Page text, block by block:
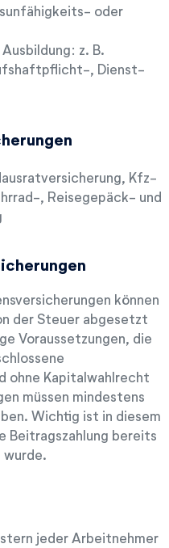
oder
z. B.
, Dienst-
Kfz-
, Reisegepäck- und
können
der Steuer abgesetzt
Voraussetzungen, die
ohne Kapitalwahlrecht
müssen mindestens
Wichtig ist in diesem
Beitragszahlung bereits
jeder Arbeitnehmer